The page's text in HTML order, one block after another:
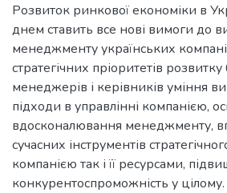
Розвиток ринкової економіки в
днем ставить все нові вимоги до
менеджменту українських
стратегічних пріоритетів
менеджерів і керівників уміння
підходи в управлінні компанією,
вдосконалювання менеджменту,
сучасних інструментів
компанією так і її ресурсами,
конкурентоспроможність у цілому.